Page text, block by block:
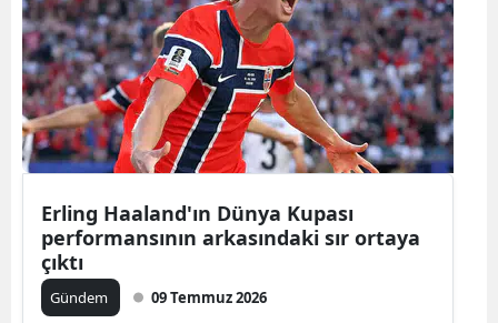
Yozgat
Zonguldak
Aksaray
Bayburt
Erling Haaland'ın Dünya Kupası
performansının arkasındaki sır ortaya
çıktı
Gündem 09 Temmuz 2026